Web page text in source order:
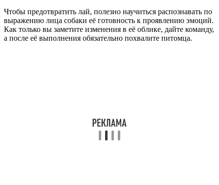
Чтобы предотвратить лай, полезно научиться распознавать по
выражению лица собаки её готовность к проявлению эмоций.
Как только вы заметите изменения в её облике, дайте команду,
а после её выполнения обязательно похвалите питомца.